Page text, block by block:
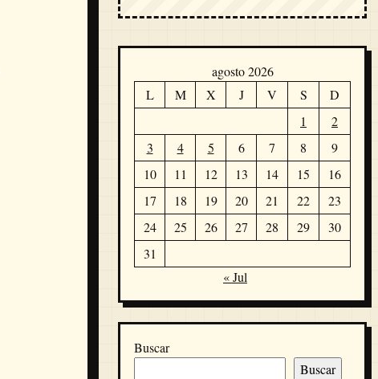
agosto 2026
L
M X J V S
D
1
2
3
4 5 6 7 8
9
10
11 12 13 14 15
16
17
18 19 20 21 22
23
24
25 26 27 28 29
30
31
« Jul
Buscar
Buscar